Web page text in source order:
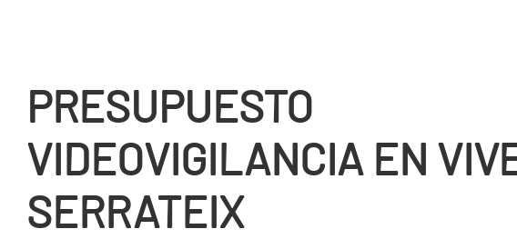
PRESUPUESTO
VIDEOVIGILANCIA EN
SERRATEIX